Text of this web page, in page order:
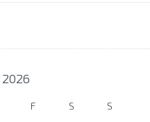
2026
F S S